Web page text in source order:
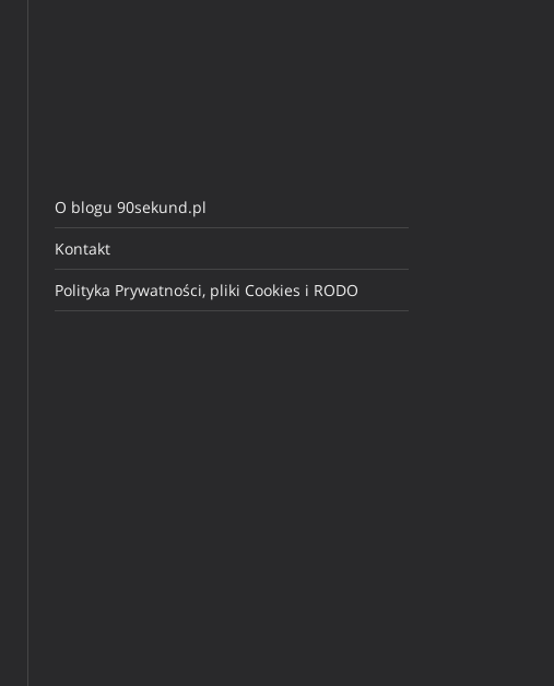
O blogu 90sekund.pl
Kontakt
Polityka Prywatności, pliki Cookies i RODO